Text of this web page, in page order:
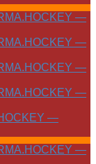
—
—
—
—
—
—